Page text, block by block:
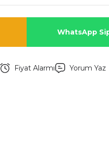
WhatsApp
Fiyat Alarmı Yorum Yaz